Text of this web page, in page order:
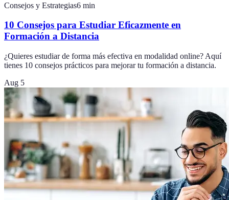
Consejos y Estrategias6 min
10 Consejos para Estudiar Eficazmente en
Formación a Distancia
¿Quieres estudiar de forma más efectiva en modalidad online? Aquí
tienes 10 consejos prácticos para mejorar tu formación a distancia.
Aug 5